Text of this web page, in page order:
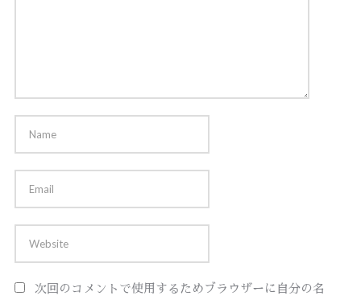
次回のコメントで使用するためブラウザーに自分の名